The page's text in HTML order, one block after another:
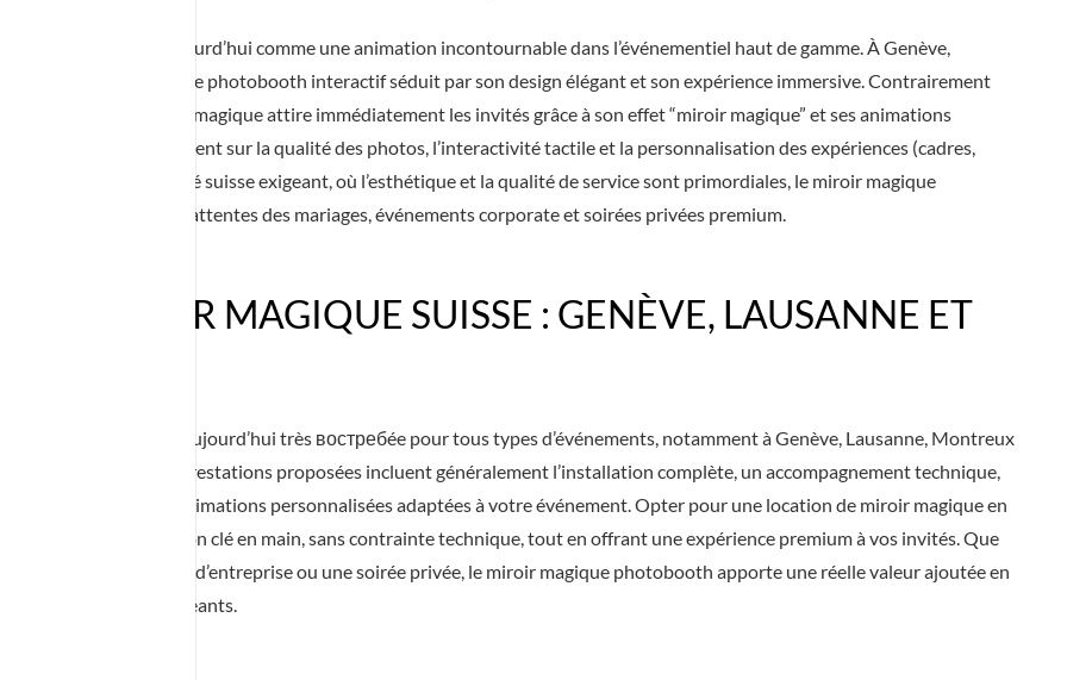
Suisse s’impose aujourd’hui comme une animation incontournable dans l’événementiel haut de gamme. À Genève,
toute la Romandie, ce photobooth interactif séduit par son design élégant et son expérience immersive. Contrairement
classiques, le miroir magique attire immédiatement les invités grâce à son effet “miroir magique” et ses animations
succès repose également sur la qualité des photos, l’interactivité tactile et la personnalisation des expériences (cadres,
Dans un marché suisse exigeant, où l’esthétique et la qualité de service sont primordiales, le miroir magique
parfaitement aux attentes des mariages, événements corporate et soirées privées premium.
MIROIR MAGIQUE SUISSE : GENÈVE, LAUSANNE ET
magique Suisse est aujourd’hui très востребée pour tous types d’événements, notamment à Genève, Lausanne, Montreux
villes suisses. Les prestations proposées incluent généralement l’installation complète, un accompagnement technique,
instantanées et des animations personnalisées adaptées à votre événement. Opter pour une location de miroir magique en
de garantir une animation clé en main, sans contrainte technique, tout en offrant une expérience premium à vos invités. Que
mariage, un événement d’entreprise ou une soirée privée, le miroir magique photobooth apporte une réelle valeur ajoutée en
uniques et engageants.